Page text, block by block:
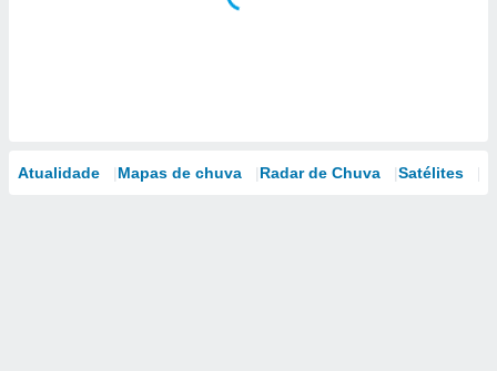
Atualidade Mapas de chuva Radar de Chuva Satélites